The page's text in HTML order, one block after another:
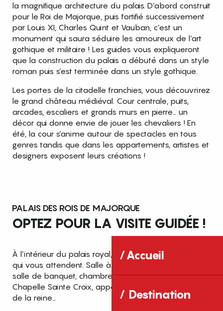
Accueil
Destination
la magnifique architecture du palais. D’abord construit
pour le Roi de Majorque, puis fortifié successivement
par Louis XI, Charles Quint et Vauban, c’est un
monument qui saura séduire les amoureux de l’art
gothique et militaire ! Les guides vous expliqueront
que la construction du palais a débuté dans un style
roman puis s’est terminée dans un style gothique.
Les portes de la citadelle franchies, vous découvrirez
le grand château médiéval. Cour centrale, puits,
arcades, escaliers et grands murs en pierre… un
décor qui donne envie de jouer les chevaliers ! En
été, la cour s’anime autour de spectacles en tous
genres tandis que dans les appartements, artistes et
designers exposent leurs créations !
PALAIS DES ROIS DE MAJORQUE
OPTEZ POUR LA VISITE GUIDÉE !
À l’intérieur du palais royal, c’est mille et une histoires
qui vous attendent. Salle à manger du Roi, grande
salle de banquet, chambres du Roi et de la Reine,
Chapelle Sainte Croix, appartements royaux, galeries
de la reine…